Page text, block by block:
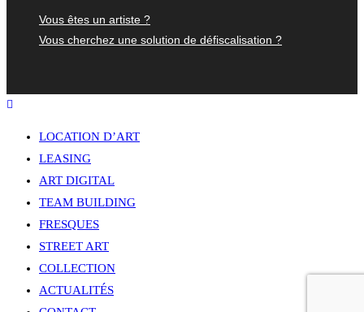
Vous êtes un artiste ?
Vous cherchez une solution de défiscalisation ?
LOCATION D’ART
LEASING
ART DIGITAL
TEAM BUILDING
FRESQUES
STREET ART
COLLECTION
ACTUALITÉS